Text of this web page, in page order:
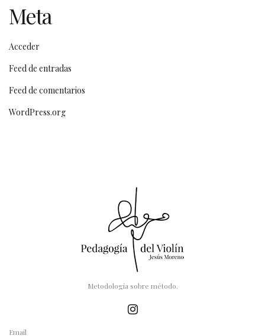
Meta
Acceder
Feed de entradas
Feed de comentarios
WordPress.org
Metodología sobre método.
Email